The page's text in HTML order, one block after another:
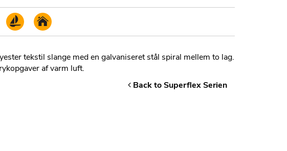
tekstil slange med en galvaniseret stål spiral mellem to lag.
af varm luft.
Back to Superflex Serien